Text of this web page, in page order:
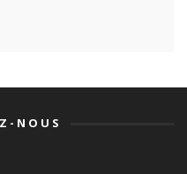
NOUS